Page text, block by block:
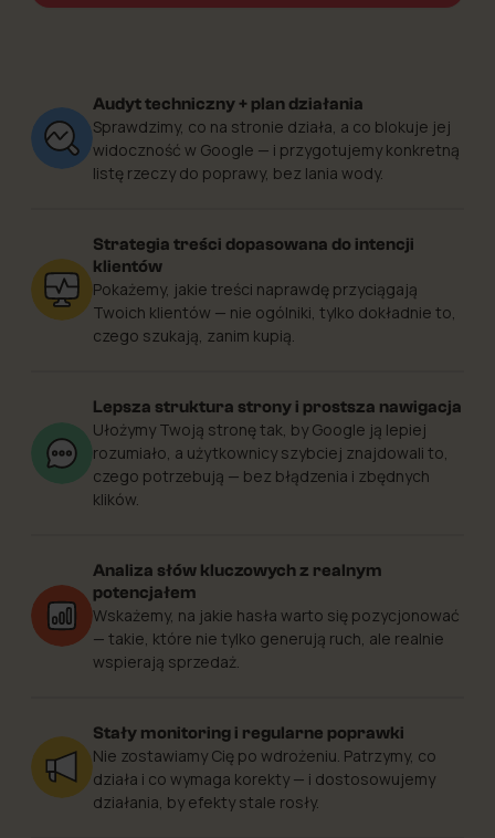
Audyt techniczny + plan działania
Sprawdzimy, co na stronie działa, a co blokuje jej
widoczność w Google — i przygotujemy konkretną
listę rzeczy do poprawy, bez lania wody.
Strategia treści dopasowana do intencji
klientów
Pokażemy, jakie treści naprawdę przyciągają
Twoich klientów — nie ogólniki, tylko dokładnie to,
czego szukają, zanim kupią.
Lepsza struktura strony i prostsza nawigacja
Ułożymy Twoją stronę tak, by Google ją lepiej
rozumiało, a użytkownicy szybciej znajdowali to,
czego potrzebują — bez błądzenia i zbędnych
klików.
Analiza słów kluczowych z realnym
potencjałem
Wskażemy, na jakie hasła warto się pozycjonować
— takie, które nie tylko generują ruch, ale realnie
wspierają sprzedaż.
Stały monitoring i regularne poprawki
Nie zostawiamy Cię po wdrożeniu. Patrzymy, co
działa i co wymaga korekty — i dostosowujemy
działania, by efekty stale rosły.